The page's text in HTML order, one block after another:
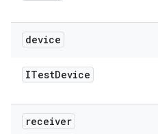
device
ITestDevice
receiver